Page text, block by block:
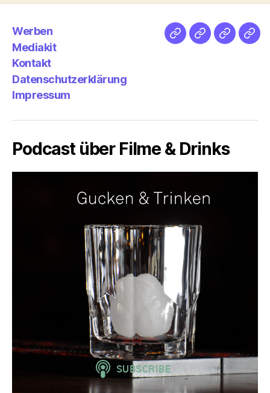
Werben
Mediakit
Kontakt
Datenschutzerklärung
Impressum
NetzMedien
Podcast über Filme & Drinks